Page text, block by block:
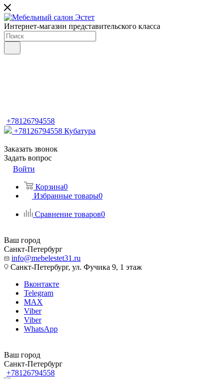
Интернет-магазин представительского класса
+78126794558
+78126794558 Кубатура
Заказать звонок
Задать вопрос
Войти
Корзина0
Избранные товары0
Сравнение товаров0
Ваш город
Санкт-Петербург
info@mebelestet31.ru
Санкт-Петербург, ул. Фучика 9, 1 этаж
Вконтакте
Telegram
MAX
Viber
Viber
WhatsApp
Ваш город
Санкт-Петербург
+78126794558